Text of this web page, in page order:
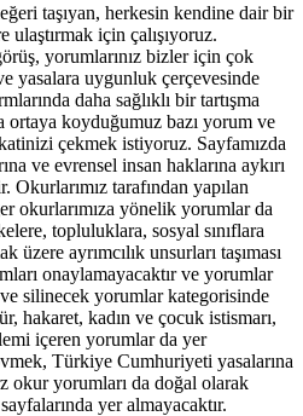
taşıyan, herkesin kendine dair bir
ulaştırmak için çalışıyoruz.
yorumlarınız bizler için çok
yasalara uygunluk çerçevesinde
daha sağlıklı bir tartışma
ortaya koyduğumuz bazı yorum ve
çekmek istiyoruz. Sayfamızda
ve evrensel insan haklarına aykırı
tarafından yapılan
okurlarımıza yönelik yorumlar da
topluluklara, sosyal sınıflara
ayrımcılık unsurları taşıması
onaylamayacaktır ve yorumlar
silinecek yorumlar kategorisinde
hakaret, kadın ve çocuk istismarı,
içeren yorumlar da yer
Türkiye Cumhuriyeti yasalarına
okur yorumları da doğal olarak
yer almayacaktır.